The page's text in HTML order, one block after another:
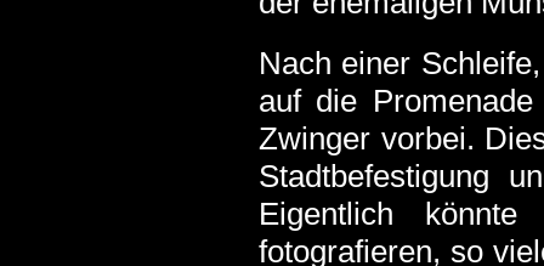
Nach einer
auf die
Zwinger vorbei.
Stadtbefestigung
Eigentlich
fotografieren, so